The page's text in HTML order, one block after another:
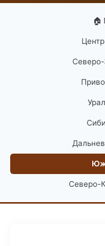
🏠
Северо-